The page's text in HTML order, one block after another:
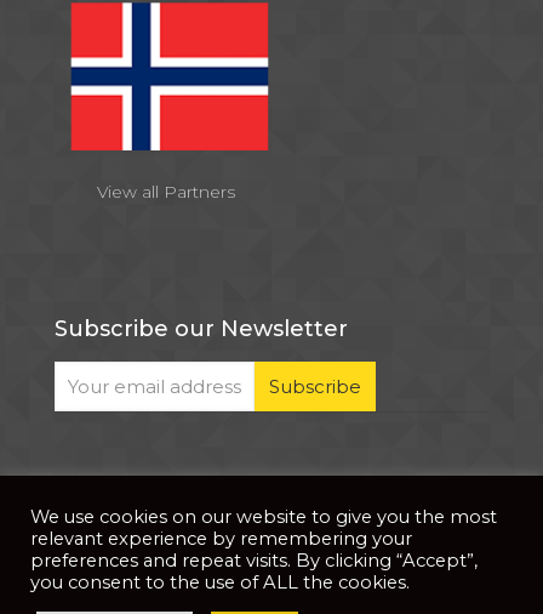
View all Partners
Subscribe our Newsletter
© 2026 . All Rights Reserved |Privacy Notice| Website Developed
byPixDev
We use cookies on our website to give you the most
relevant experience by remembering your
preferences and repeat visits. By clicking “Accept”,
you consent to the use of ALL the cookies.